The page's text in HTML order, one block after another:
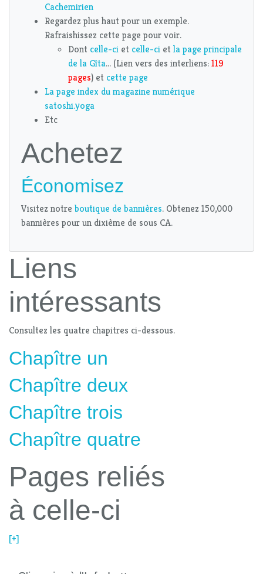
Cachemirien
Regardez plus haut pour un exemple.
Rafraishissez cette page pour voir.
Dont celle-ci et celle-ci et la page principale
de la Gîta... (Lien vers des interliens:119
pages) et cette page
La page index du magazine numérique
satoshi.yoga
Etc
Achetez
Économisez
Visitez notre boutique de bannières. Obtenez 150,000
bannières pour un dixième de sous CA.
Liens
intéressants
Consultez les quatre chapitres ci-dessous.
Chapître un
Chapître deux
Chapître trois
Chapître quatre
Pages reliés
à celle-ci
[+]